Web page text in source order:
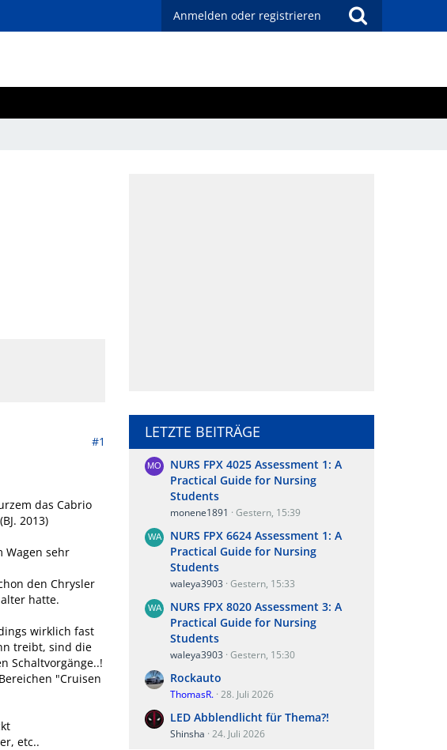
Anmelden oder registrieren
#1
das Cabrio
2013)
Wagen sehr
den Chrysler
hatte.
wirklich fast
treibt, sind die
Schaltvorgänge..!
"Cruisen
etc..
LETZTE BEITRÄGE
NURS FPX 4025 Assessment 1: A
Practical Guide for Nursing
Students
monene1891 Gestern, 15:39
NURS FPX 6624 Assessment 1: A
Practical Guide for Nursing
Students
waleya3903 Gestern, 15:33
NURS FPX 8020 Assessment 3: A
Practical Guide for Nursing
Students
waleya3903 Gestern, 15:30
Rockauto
ThomasR. 28. Juli 2026
LED Abblendlicht für Thema?!
Shinsha 24. Juli 2026